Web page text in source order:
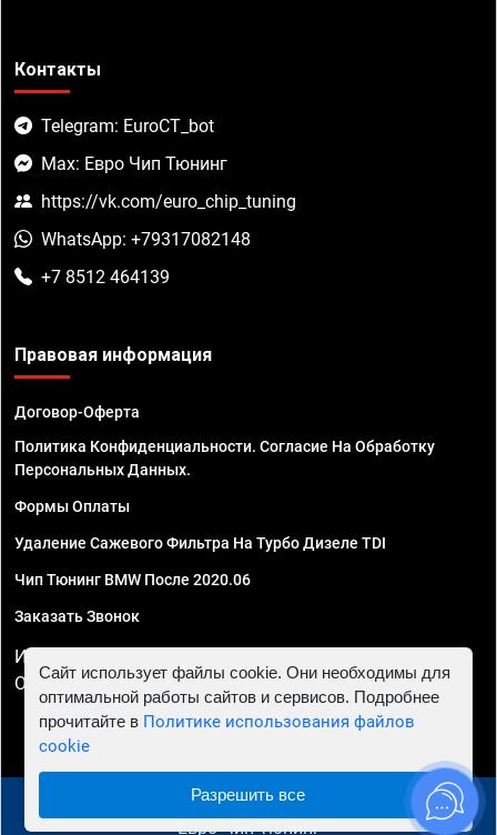
Контакты
Telegram: EuroCT_bot
Max: Евро Чип Тюнинг
https://vk.com/euro_chip_tuning
WhatsApp: +79317082148
+7 8512 464139
Правовая информация
Договор-Оферта
Политика Конфиденциальности. Согласие На Обработку
Персональных Данных.
Формы Оплаты
Удаление Сажевого Фильтра На Турбо Дизеле TDI
Чип Тюнинг BMW После 2020.06
Заказать Звонок
ИП Смирнов Георгий Павлович. ИНН 781302555843,
ОГРНИП 324470400032610
© 2010 - 2026 Чип тюнинг в Астрахани - Автосервис
"Евро Чип Тюнинг"
Сайт использует файлы cookie. Они необходимы для
оптимальной работы сайтов и сервисов. Подробнее
прочитайте в Политике использования файлов
cookie
Разрешить все